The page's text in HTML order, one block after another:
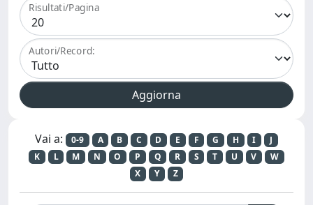
Risultati/Pagina
Autori/Record:
Vai a: 0-9 A B C D E F G H I
J
K
L M N O P Q R S T U V
W
X
Y Z